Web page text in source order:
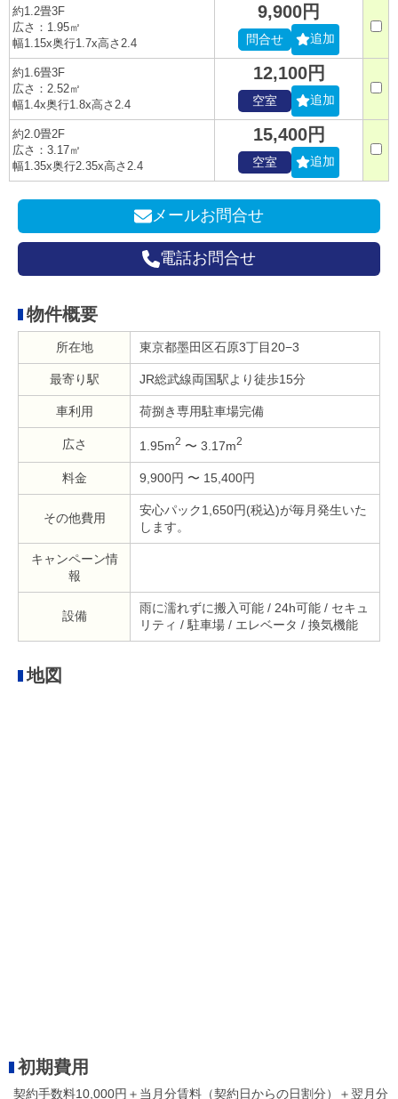
約1.2畳3F
広さ：1.95㎡
幅1.15x奥行1.7x高さ2.4
9,900円
問合せ 追加
約1.6畳3F
広さ：2.52㎡
幅1.4x奥行1.8x高さ2.4
12,100円
空室 追加
約2.0畳2F
広さ：3.17㎡
幅1.35x奥行2.35x高さ2.4
15,400円
空室 追加
メールお問合せ
電話お問合せ
物件概要
所在地 東京都墨田区石原3丁目20−3
最寄り駅 JR総武線両国駅より徒歩15分
車利用 荷捌き専用駐車場完備
広さ 1.95m2 〜 3.17m2
料金 9,900円 〜 15,400円
その他費用
安心パック1,650円(税込)が毎月発生いた
します。
キャンペーン情
報
設備
雨に濡れずに搬入可能 / 24h可能 / セキュ
リティ / 駐車場 / エレベータ / 換気機能
地図
初期費用
契約手数料10,000円＋当月分賃料（契約日からの日割分）＋翌月分